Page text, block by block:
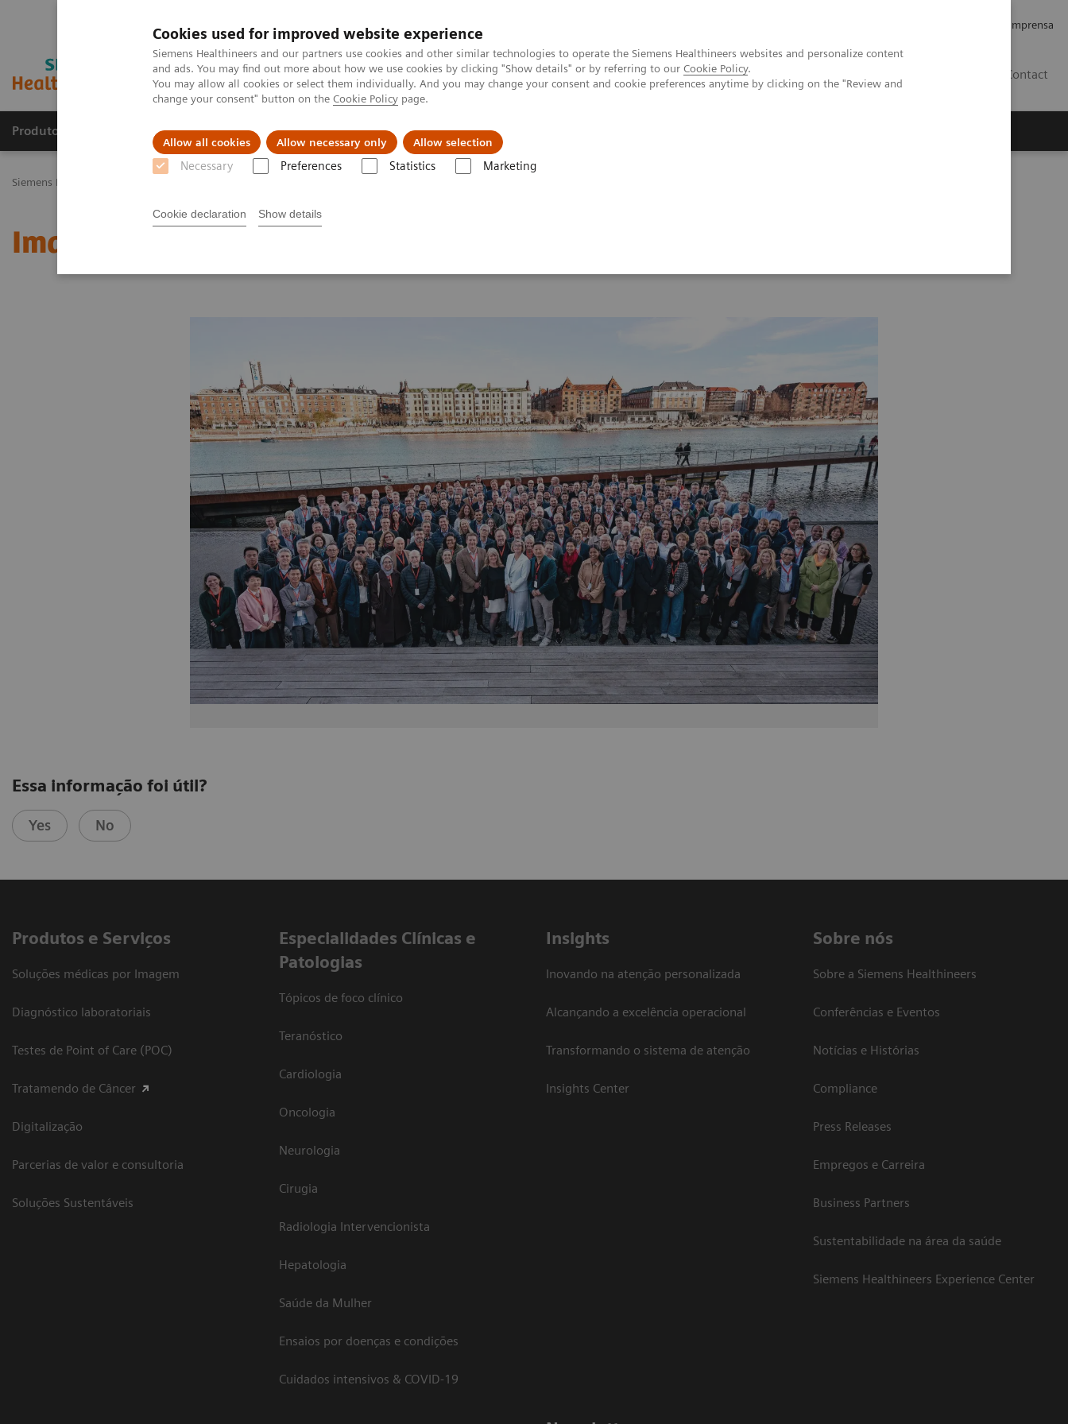
Cookies used for improved website experience
Siemens Healthineers and our partners use cookies and other similar technologies to operate the Siemens Healthineers websites and personalize content
and ads. You may find out more about how we use cookies by clicking "Show details" or by referring to our Cookie Policy.
You may allow all cookies or select them individually. And you may change your consent and cookie preferences anytime by clicking on the "Review and
change your consent" button on the Cookie Policy page.
Allow all cookies Allow necessary only Allow selection
Necessary Preferences Statistics Marketing
Cookie declaration Show details
Imprensa
Contact
Produtos e serviços Especialidades Clínicas e Patologias Serviços de pós-venda
Siemens Healthineers Brasil
Image 75
Essa informação foi útil?
Yes No
Produtos e Serviços
Soluções médicas por Imagem
Diagnóstico laboratoriais
Testes de Point of Care (POC)
Tratamendo de Câncer
Digitalização
Parcerias de valor e consultoria
Soluções Sustentáveis
​Especialidades Clínicas e
Patologias
Tópicos de foco clínico
Teranóstico
Cardiologia
Oncologia
Neurologia
Cirugia
Radiologia Intervencionista
Hepatologia
Saúde da Mulher
Ensaios por doenças e condições
Cuidados intensivos & COVID-19
Insights
Inovando na atenção personalizada
Alcançando a excelência operacional
Transformando o sistema de atenção
Insights Center
Sobre nós
Sobre a Siemens Healthineers
Conferências e Eventos
Notícias e Histórias
Compliance
Press Releases
Empregos e Carreira
Business Partners
Sustentabilidade na área da saúde
Siemens Healthineers Experience Center